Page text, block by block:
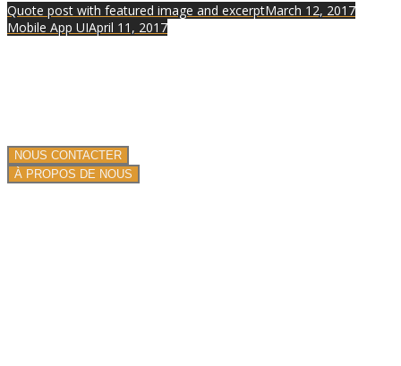
Quote post with featured image and excerptMarch 12, 2017
Mobile App UIApril 11, 2017
NOUS CONTACTER
À PROPOS DE NOUS